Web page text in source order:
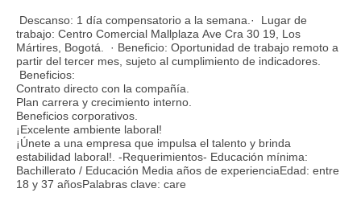
Descanso: 1 día compensatorio a la semana.· Lugar de
trabajo: Centro Comercial Mallplaza Ave Cra 30 19, Los
Mártires, Bogotá. · Beneficio: Oportunidad de trabajo remoto a
partir del tercer mes, sujeto al cumplimiento de indicadores.
Beneficios:
Contrato directo con la compañía.
Plan carrera y crecimiento interno.
Beneficios corporativos.
¡Excelente ambiente laboral!
¡Únete a una empresa que impulsa el talento y brinda
estabilidad laboral!. -Requerimientos- Educación mínima:
Bachillerato / Educación Media años de experienciaEdad: entre
18 y 37 añosPalabras clave: care